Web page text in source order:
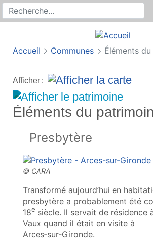
Recherche sur le site
Rechercher
Accueil Communes Éléments
Afficher :
Éléments du
Presbytère
Transformé aujourd’hui en
presbytère a probablement été
18e siècle. Il servait de résidence
Vaux quand il était en visite à
Arces‑sur‑Gironde.